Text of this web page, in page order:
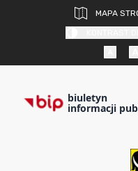
MAPA
biuletyn
informacji